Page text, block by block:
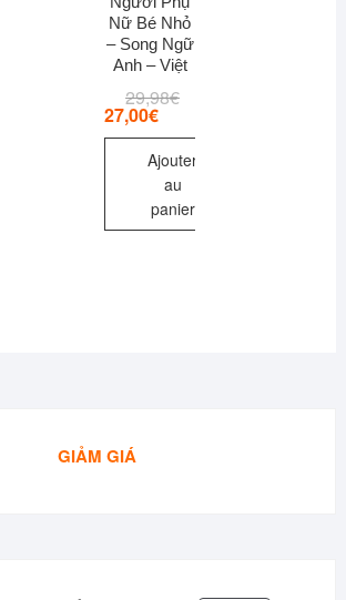
Nữ Bé Nhỏ
– Song Ngữ
Anh – Việt
29,98€Le
était :
29,98€.
27,00€
Le
est :
27,00€.
Ajouter
au
panier
GIẢM GIÁ